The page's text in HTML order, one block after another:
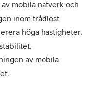
mobila nätverk och
inom trådlöst
höga hastigheter,
av mobila